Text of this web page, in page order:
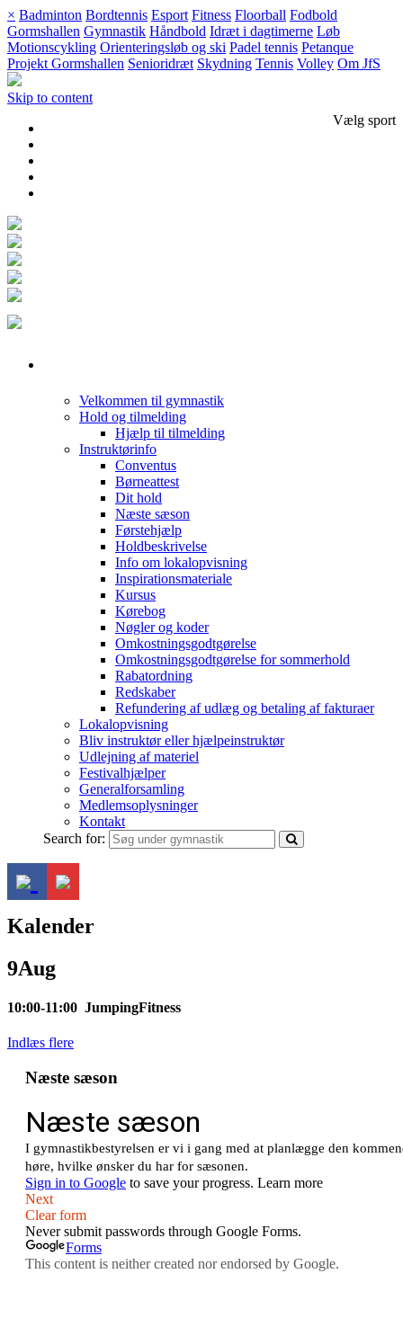
× Badminton Bordtennis Esport Fitness Floorball Fodbold
Gormshallen Gymnastik Håndbold Idræt i dagtimerne Løb
Motionscykling Orienteringsløb og ski Padel tennis Petanque
Projekt Gormshallen Senioridræt Skydning Tennis Volley Om JfS
Vælg sport
Skip to content
Velkommen til gymnastik
Hold og tilmelding
Hjælp til tilmelding
Instruktørinfo
Conventus
Børneattest
Dit hold
Næste sæson
Førstehjælp
Holdbeskrivelse
Info om lokalopvisning
Inspirationsmateriale
Kursus
Kørebog
Nøgler og koder
Omkostningsgodtgørelse
Omkostningsgodtgørelse for sommerhold
Rabatordning
Redskaber
Refundering af udlæg og betaling af fakturaer
Lokalopvisning
Bliv instruktør eller hjælpeinstruktør
Udlejning af materiel
Festivalhjælper
Generalforsamling
Medlemsoplysninger
Kontakt
Search for:
Kalender
9Aug
10:00-11:00 JumpingFitness
Indlæs flere
Næste sæson